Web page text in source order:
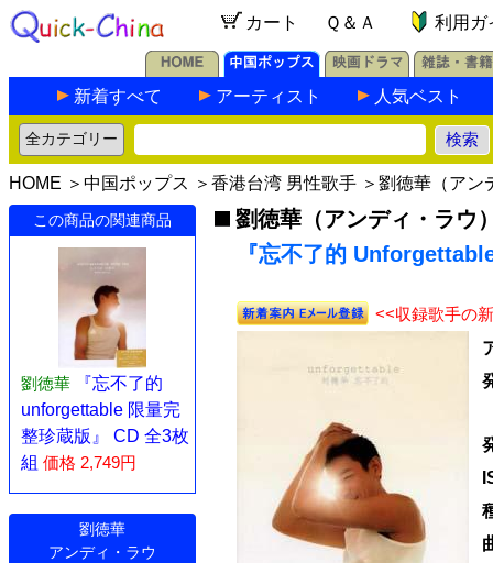
カート Ｑ＆Ａ 利用ガ
新着すべて アーティスト 人気ベスト
HOME ＞ 中国ポップス ＞ 香港台湾 男性歌手 ＞ 劉徳華（アン
この商品の関連商品
劉徳華
『忘不了的
unforgettable 限量完
整珍蔵版』 CD 全3枚
組 価格 2,749円
劉徳華
アンディ・ラウ
劉徳華（アンディ・ラウ
『忘不了的
<<収録歌手の